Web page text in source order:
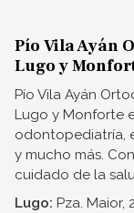
Pío Vila Ayán
Lugo y
Pío Vila Ayán
Lugo y Monforte
odontopediatría,
y mucho más.
cuidado de la
Lugo: Pza. Maior,